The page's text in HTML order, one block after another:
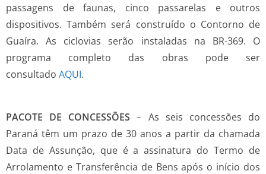
passagens de faunas, cinco passarelas e outros
dispositivos. Também será construído o Contorno de
Guaíra. As ciclovias serão instaladas na BR-369. O
programa completo das obras pode ser
consultado AQUI.
PACOTE DE CONCESSÕES– As seis concessões do
Paraná têm um prazo de 30 anos a partir da chamada
Data de Assunção, que é a assinatura do Termo de
Arrolamento e Transferência de Bens após o início dos